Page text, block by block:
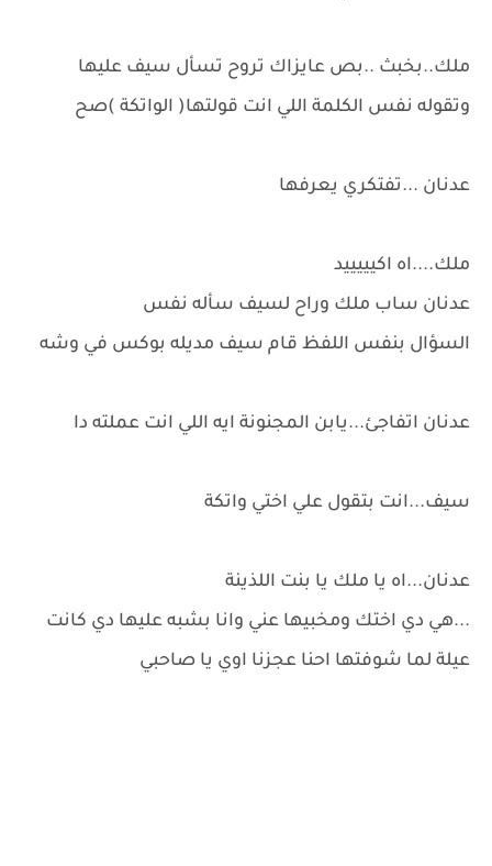
ملك..بخبث ..بص عايزاك تروح تسأل سيف عليها
وتقوله نفس الكلمة اللي انت قولتها( الواتكة )صح
عدنان ...تفتكري يعرفها
ملك....اه اكيييييد
عدنان ساب ملك وراح لسيف سأله نفس
السؤال بنفس اللفظ قام سيف مديله بوكس في وشه
عدنان اتفاجئ...يابن المجنونة ايه اللي انت عملته دا
سيف...انت بتقول علي اختي واتكة
عدنان...اه يا ملك يا بنت اللذينة
...هي دي اختك ومخبيها عني وانا بشبه عليها دي كانت
عيلة لما شوفتها احنا عجزنا اوي يا صاحبي